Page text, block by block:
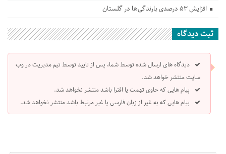
افزایش ۵۳ درصدی بارندگی‌ها در گلستان
ثبت دیدگاه
دیدگاه های ارسال شده توسط شما، پس از تایید توسط تیم مدیریت در وب
سایت منتشر خواهد شد.
پیام هایی که حاوی تهمت یا افترا باشد منتشر نخواهد شد.
پیام هایی که به غیر از زبان فارسی یا غیر مرتبط باشد منتشر نخواهد شد.